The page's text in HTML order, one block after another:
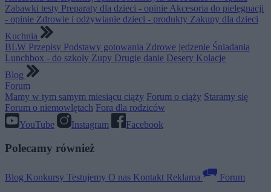
Zabawki testy Preparaty dla dzieci - opinie Akcesoria do pielęgnacji
- opinie Zdrowie i odżywianie dzieci - produkty Zakupy dla dzieci
Kuchnia
BLW Przepisy Podstawy gotowania Zdrowe jedzenie Śniadania
Lunchbox - do szkoły Zupy Drugie danie Desery Kolacje
Blog
Forum
Mamy w tym samym miesiącu ciąży Forum o ciąży Staramy się
Forum o niemowlętach Fora dla rodziców
YouTube
Instagram Facebook
Polecamy również
Blog Konkursy Testujemy O nas Kontakt Reklama
Forum